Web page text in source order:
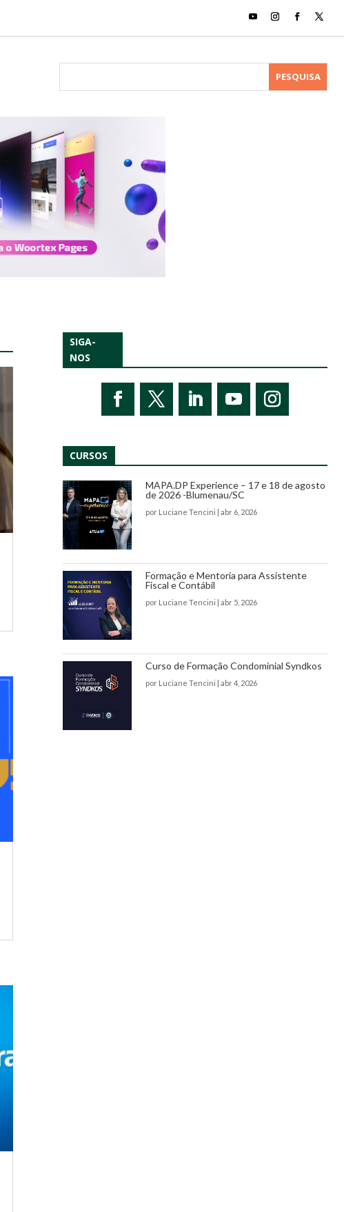
SIGA-
NOS
CURSOS
MAPA.DP Experience – 17 e 18 de agosto
de 2026 -Blumenau/SC
por Luciane Tencini | abr 6, 2026
Formação e Mentoria para Assistente
Fiscal e Contábil
por Luciane Tencini | abr 5, 2026
Curso de Formação Condominial Syndkos
por Luciane Tencini | abr 4, 2026